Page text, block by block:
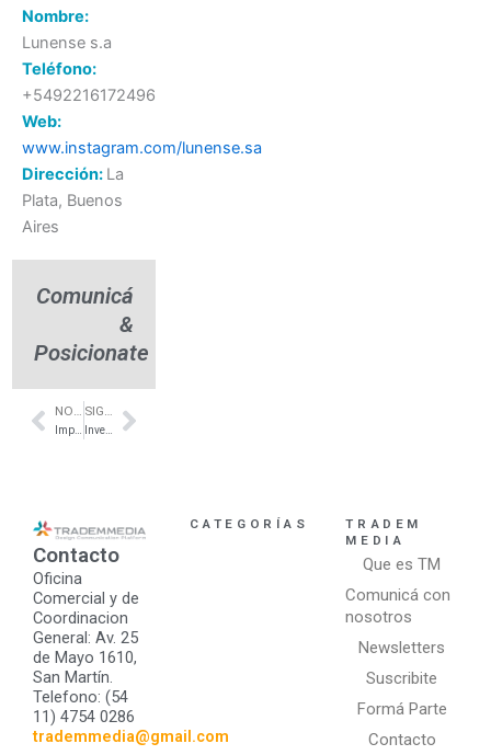
Nombre:
Lunense s.a
Teléfono:
+5492216172496
Web:
www.instagram.com/lunense.sa
Dirección: La
Plata, Buenos
Aires
Comunicá
&
Posicionate
Prev
NOTA ANTERIOR SIGUIENTE NOTA Next
Contacto
Oficina
Comercial y de
Coordinacion
General: Av. 25
de Mayo 1610,
San Martín.
Telefono: (54
11) 4754 0286
trademmedia@gmail.com
CATEGORÍAS
TRADEM
MEDIA
Que es TM
Comunicá con
nosotros
Newsletters
Suscribite
Formá Parte
Contacto